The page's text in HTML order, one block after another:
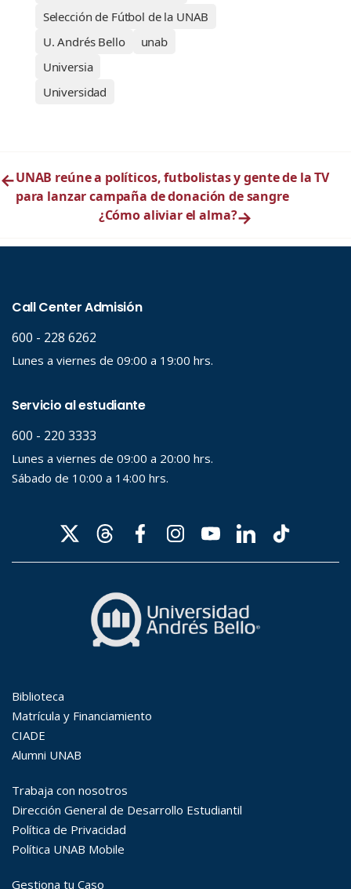
Selección de Fútbol de la UNAB
U. Andrés Bello
unab
Universia
Universidad
←UNAB reúne a políticos, futbolistas y gente de la TV
para lanzar campaña de donación de sangre
¿Cómo aliviar el alma?→